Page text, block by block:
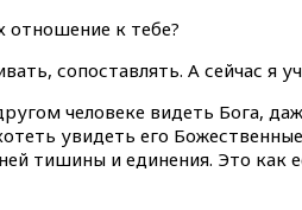
к тебе?
сопоставлять. А сейчас я
человеке видеть Бога,
увидеть его
тишины и единения. Это